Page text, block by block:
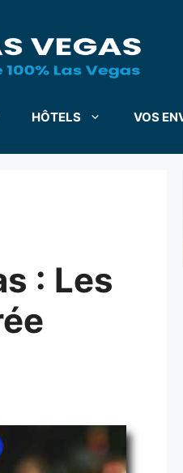
HÔTELS VOS
: Les